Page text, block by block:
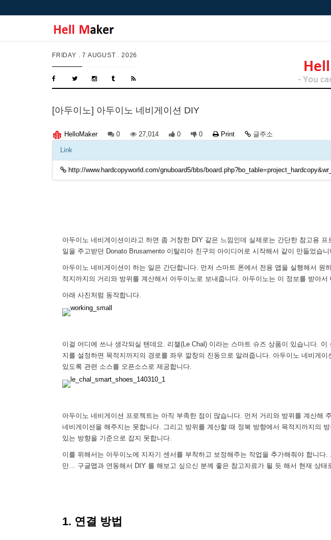
FRIDAY .7 AUGUST . 2026
[아두이노] 아두이노 네비게이션 DIY
HelloMaker 0 27,014 0 0 Print 글주소
Link
http://www.hardcopyworld.com/gnuboard5/bbs/
아두이노 네비게이션이라고 하면 좀 거창한 DIY 같은 느낌인데 실제로는 간단한 참고용
일을 주고받던 Donato Brusamento 이탈리아 친구의 아이디어로 시작해서 같이 만들었습니
아두이노 네비게이션이 하는 일은 간단합니다. 먼저 스마트 폰에서 전용 앱을 실행해서 원
적지까지의 거리와 방위를 계산해서 아두이노로 보내줍니다. 아두이노는 이 정보를 받아
아래 사진처럼 동작합니다.
이걸 어디에 쓰나 생각되실 텐데요. 리챌(Le Chal) 이라는 스마트 슈즈 상품이 있습니다.
지를 설정하면 목적지까지의 경로를 좌우 깔창의 진동으로 알려줍니다. 아두이노 네비게
있도록 관련 소스를 오픈소스로 제공합니다.
아두이노 네비게이션 프로젝트는 아직 부족한 점이 많습니다. 먼저 거리와 방위를 계산해
네비게이션을 해주지는 못합니다. 그리고 방위를 계산할 때 정북 방향에서 목적지까지의
있는 방향을 기준으로 잡지 못합니다.
이를 위해서는 아두이노에 지자기 센서를 부착하고 보정해주는 작업을 추가해줘야 합니다
만… 구글맵과 연동해서 DIY 를 해보고 싶으신 분께 좋은 참고자료가 될 듯 해서 현재 상태
1. 연결 방법